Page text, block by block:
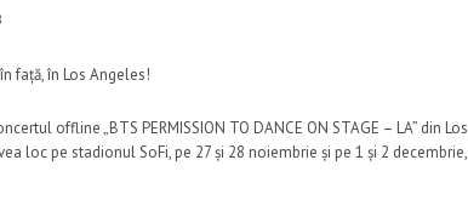
față, în Los Angeles!
offline „BTS PERMISSION TO DANCE ON STAGE – LA” din Los
loc pe stadionul SoFi, pe 27 și 28 noiembrie și pe 1 și 2 decembrie,